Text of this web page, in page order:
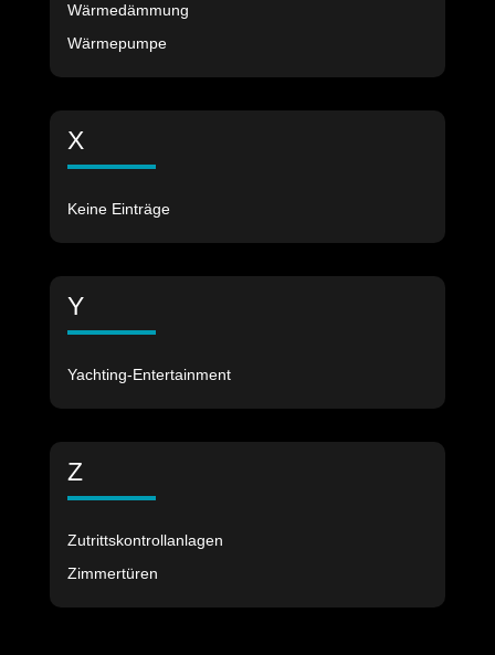
Wärmedämmung
Wärmepumpe
X
Keine Einträge
Y
Yachting-Entertainment
Z
Zutrittskontrollanlagen
Zimmertüren